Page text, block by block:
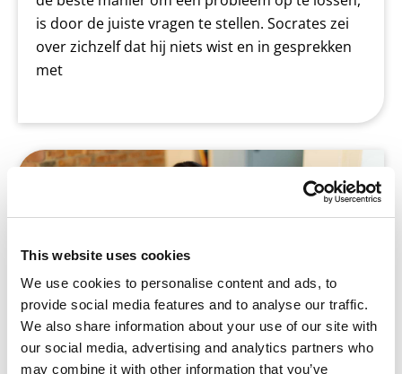
This website uses cookies
We use cookies to personalise content and ads, to
provide social media features and to analyse our traffic.
We also share information about your use of our site with
our social media, advertising and analytics partners who
may combine it with other information that you’ve
is door de juiste vragen te stellen. Socrates zei
over zichzelf dat hij niets wist en in gesprekken
met